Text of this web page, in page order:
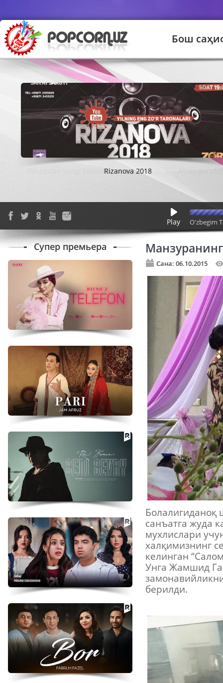
Бош
Rizanova 2018
Play O'zbegim
Сана: 06.10.2015
Болалигиданоқ
санъатга жуда
мухлислари
халқимизнинг
келинган
Унга Жамшид
берилди.
Супер премьера